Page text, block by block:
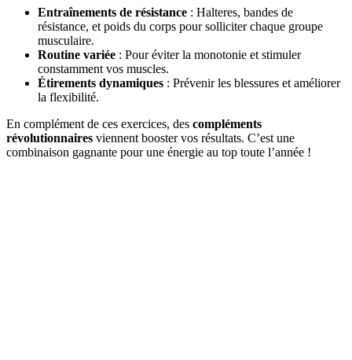
Entraînements de résistance : Halteres, bandes de
résistance, et poids du corps pour solliciter chaque groupe
musculaire.
Routine variée : Pour éviter la monotonie et stimuler
constamment vos muscles.
Étirements dynamiques : Prévenir les blessures et améliorer
la flexibilité.
En complément de ces exercices, des compléments
révolutionnaires viennent booster vos résultats. C’est une
combinaison gagnante pour une énergie au top toute l’année !